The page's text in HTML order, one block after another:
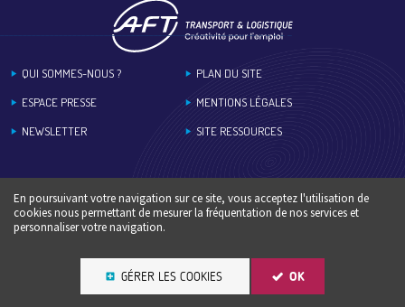
QUI SOMMES-NOUS ?
ESPACE PRESSE
NEWSLETTER
PLAN DU SITE
MENTIONS LÉGALES
SITE RESSOURCES
En poursuivant votre navigation sur ce site, vous acceptez l'utilisation de
cookies nous permettant de mesurer la fréquentation de nos services et
personnaliser votre navigation.
GÉRER LES COOKIES OK